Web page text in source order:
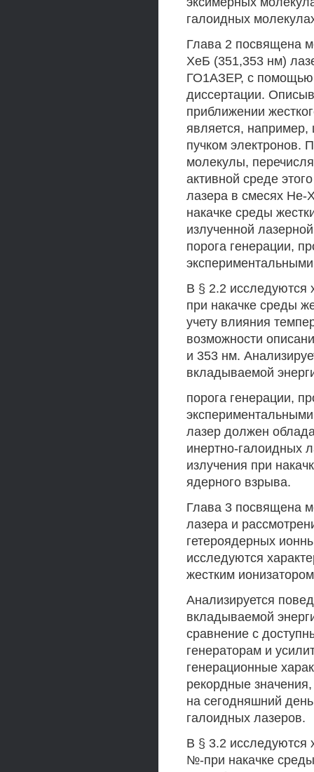
галоидных
Глава 2 посвящена
ХеБ (351,353 нм)
ГО1АЗЕР, с помощью
диссертации.
приближении
является,
пучком электронов.
молекулы,
активной среде
лазера в смесях
накачке среды
излученной
порога генерации,
В § 2.2
при накачке среды
учету влияния
возможности
и 353 нм.
вкладываемой
порога генерации,
лазер должен
инертно-галоидных
излучения при
ядерного взрыва.
Глава 3 посвящена
лазера и
гетероядерных
исследуются
жестким
Анализируется
вкладываемой
сравнение с
генераторам и
генерационные
рекордные
на сегодняшний
галоидных лазеров.
В § 3.2 исследуются
№-при накачке